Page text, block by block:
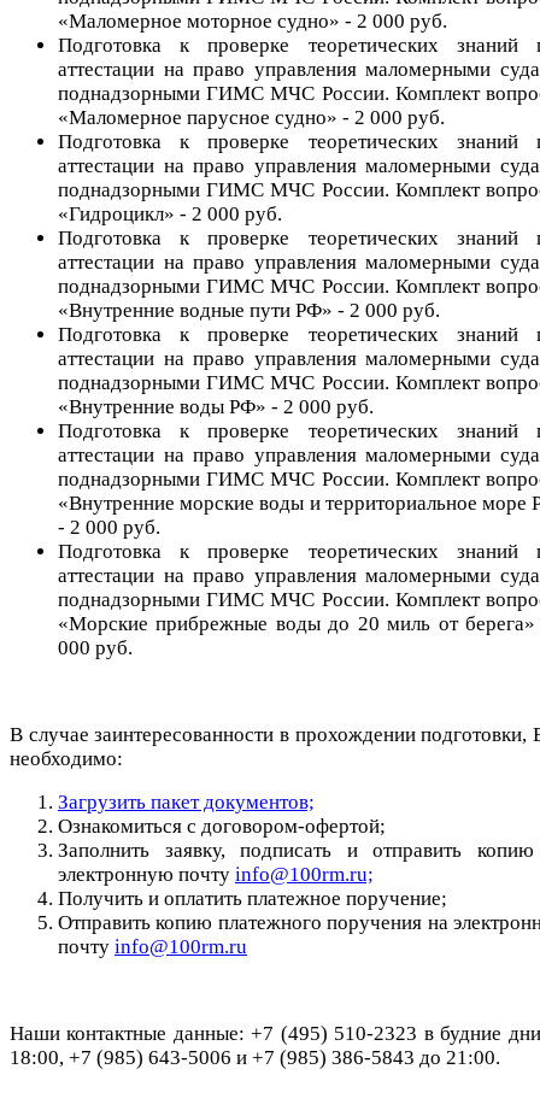
«Маломерное моторное судно» - 2 000 руб.
Подготовка к проверке теоретических знаний
аттестации на право управления маломерными
поднадзорными ГИМС МЧС России. Комплект
«Маломерное парусное судно» - 2 000 руб.
Подготовка к проверке теоретических знаний
аттестации на право управления маломерными
поднадзорными ГИМС МЧС России. Комплект
«Гидроцикл» - 2 000 руб.
Подготовка к проверке теоретических знаний
аттестации на право управления маломерными
поднадзорными ГИМС МЧС России. Комплект
«Внутренние водные пути РФ» - 2 000 руб.
Подготовка к проверке теоретических знаний
аттестации на право управления маломерными
поднадзорными ГИМС МЧС России. Комплект
«Внутренние воды РФ» - 2 000 руб.
Подготовка к проверке теоретических знаний
аттестации на право управления маломерными
поднадзорными ГИМС МЧС России. Комплект
«Внутренние морские воды и территориальное море
- 2 000 руб.
Подготовка к проверке теоретических знаний
аттестации на право управления маломерными
поднадзорными ГИМС МЧС России. Комплект
«Морские прибрежные воды до 20 миль от
000 руб.
В случае заинтересованности в прохождении подготовки,
необходимо:
Загрузить пакет документов;
Ознакомиться с договором-офертой;
Заполнить заявку, подписать и отправить
электронную почту info@100rm.ru;
Получить и оплатить платежное поручение;
Отправить копию платежного поручения на
почту info@100rm.ru
Наши контактные данные: +7 (495) 510-2323 в будние
18:00, +7 (985) 643-5006 и +7 (985) 386-5843 до 21:00.